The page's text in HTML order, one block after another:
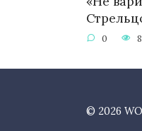
0 8
© 2026